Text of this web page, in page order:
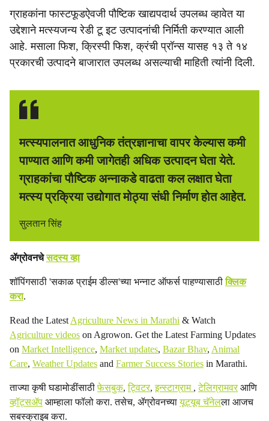
ग्राहकांना फास्टफूडऐवजी पौष्टिक खाद्यपदार्थ उपलब्ध व्हावेत या
उद्देशाने मत्स्यजन्य रेडी टू इट उत्पादनांची निर्मिती करण्यात आली
आहे. मसाला फिश, क्रिस्पी फिश, क्रंची प्रॉन्स यासह १३ ते १४
प्रकारची उत्पादने बाजारात उपलब्ध असल्याची माहिती त्यांनी दिली.
मत्स्यपालनात आधुनिक तंत्रज्ञानाचा वापर केल्यास कमी
पाण्यात आणि कमी जागेतही अधिक उत्पादन घेता येते.
ग्राहकांचा पौष्टिक अन्नाकडे वाढता कल लक्षात घेता
मत्स्य प्रक्रिया उद्योगात मोठ्या संधी निर्माण होत आहेत.
सुलतान सिंह
ॲग्रोवनचेसदस्य व्हा
शॉपिंगसाठी 'सकाळ प्राईम डील्स'च्या भन्नाट ऑफर्स पाहण्यासाठीक्लिक
करा.
Read the Latest Agriculture News in Marathi & Watch
Agriculture videos on Agrowon. Get the Latest Farming Updates
on Market Intelligence, Market updates, Bazar Bhav, Animal
Care, Weather Updates and Farmer Success Stories in Marathi.
ताज्या कृषी घडामोडींसाठीफेसबुक,ट्विटर,इन्स्टाग्राम ,टेलिग्रामवरआणि
व्हॉट्सॲप आम्हाला फॉलो करा. तसेच, ॲग्रोवनच्यायूट्यूब चॅनेलला आजच
सबस्क्राइब करा.